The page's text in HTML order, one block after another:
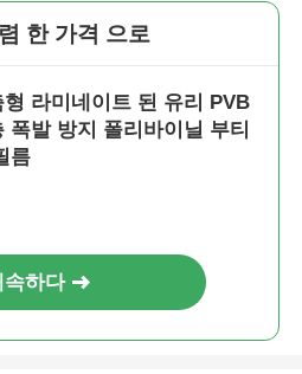
한 가격 으로
형 라미네이트 된 유리 PVB
폭발 방지 폴리바이닐 부티
름
속하다